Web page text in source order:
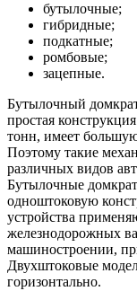
бутылочные;
гибридные;
подкатные;
ромбовые;
зацепные.
Бутылочный
простая
тонн, имеет
Поэтому такие
различных видов
Бутылочные
одноштоковую
устройства
железнодорожных
машиностроении,
Двухштоковые
горизонтально.